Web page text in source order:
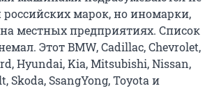
российских марок, но иномарки,
местных предприятиях. Список
Этот BMW, Cadillac, Chevrolet,
Hyundai, Kia, Mitsubishi, Nissan,
Skoda, SsangYong, Toyota и